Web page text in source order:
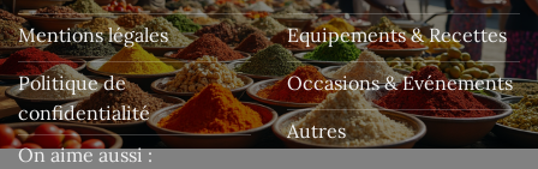
Mentions légales
Politique de
confidentialité
On aime aussi :
Equipements & Recettes
Occasions & Evénements
Autres